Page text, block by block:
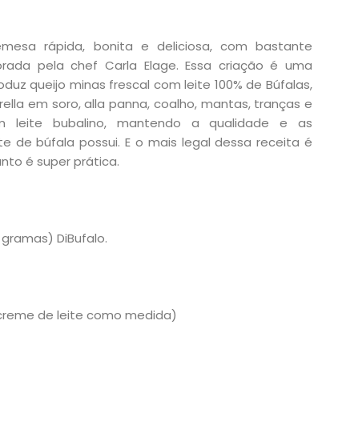
rápida, bonita e deliciosa, com bastante
pela chef Carla Elage. Essa criação é uma
queijo minas frescal com leite 100% de Búfalas,
em soro, alla panna, coalho, mantas, tranças e
leite bubalino, mantendo a qualidade e as
de búfala possui. E o mais legal dessa receita é
é super prática.
DiBufalo.
de leite como medida)